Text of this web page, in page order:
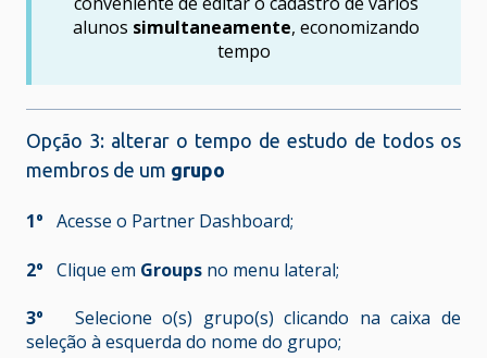
alunos simultaneamente, economizando
tempo
Opção 3: alterar o tempo de estudo de todos os
membros de um grupo
1º Acesse o Partner Dashboard;
2º Clique em Groups no menu lateral;
3º Selecione o(s) grupo(s) clicando na caixa de
seleção à esquerda do nome do grupo;